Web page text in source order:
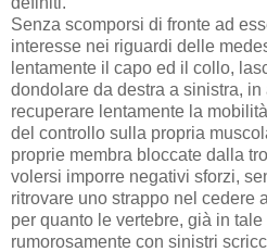
Senza scomporsi di fronte ad
interesse nei riguardi delle
lentamente il capo ed il collo,
dondolare da destra a sinistra,
recuperare lentamente la
del controllo sulla propria
proprie membra bloccate dalla
volersi imporre negativi sforzi,
ritrovare uno strappo nel cedere
per quanto le vertebre, già in
rumorosamente con sinistri